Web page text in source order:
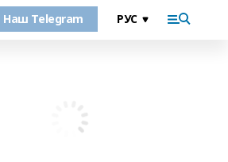
Наш Telegram